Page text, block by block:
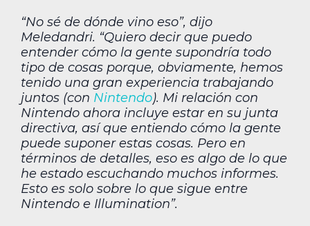
“No sé de dónde vino eso”, dijo
Meledandri. “Quiero decir que puedo
entender cómo la gente supondría todo
tipo de cosas porque, obviamente, hemos
tenido una gran experiencia trabajando
juntos (con Nintendo). Mi relación con
Nintendo ahora incluye estar en su junta
directiva, así que entiendo cómo la gente
puede suponer estas cosas. Pero en
términos de detalles, eso es algo de lo que
he estado escuchando muchos informes.
Esto es solo sobre lo que sigue entre
Nintendo e Illumination”.